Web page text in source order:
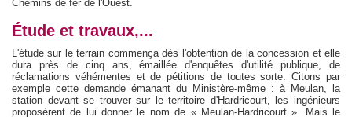
Chemins de fer de l'Ouest.
Étude et travaux,...
L'étude sur le terrain commença dès l'obtention de la concession et elle
dura près de cinq ans, émaillée d'enquêtes d'utilité publique, de
réclamations véhémentes et de pétitions de toutes sorte. Citons par
exemple cette demande émanant du Ministère-même : à Meulan, la
station devant se trouver sur le territoire d'Hardricourt, les ingénieurs
proposèrent de lui donner le nom de « Meulan-Hardricourt ». Mais le